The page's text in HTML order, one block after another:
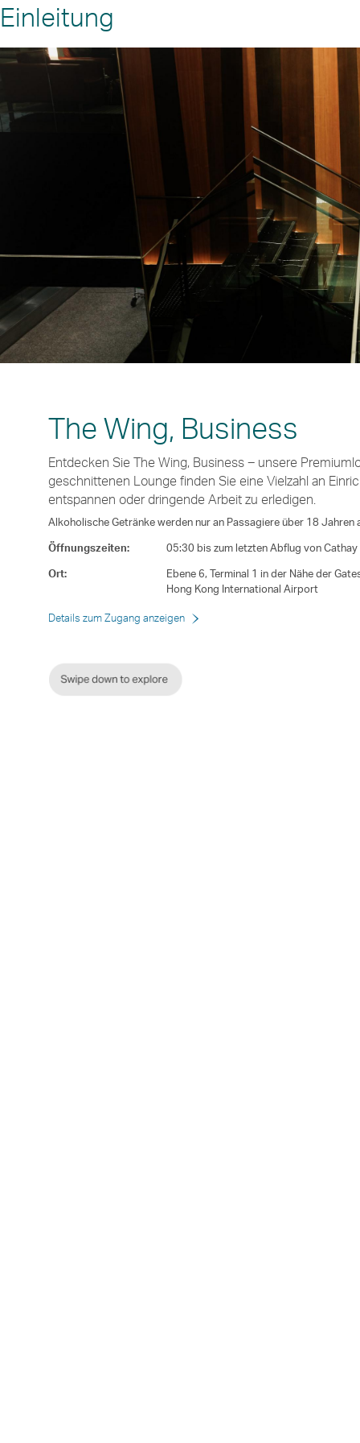
Einleitung
The Wing, Business
Entdecken Sie The Wing, Business ‒ unsere
geschnittenen Lounge finden Sie eine Vielzahl an
entspannen oder dringende Arbeit zu erledigen.
Alkoholische Getränke werden nur an Passagiere über 18 Jahren
Öffnungszeiten:
05:30 bis zum letzten Abflug von
Ort:
Ebene 6, Terminal 1 in der Nähe der
Hong Kong International Airport
Details zum Zugang anzeigen